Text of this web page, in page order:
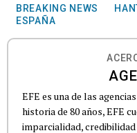
BREAKING NEWS
ESPAÑA
EFE es una de las
historia de 80 años, EFE
imparcialidad, credibilidad